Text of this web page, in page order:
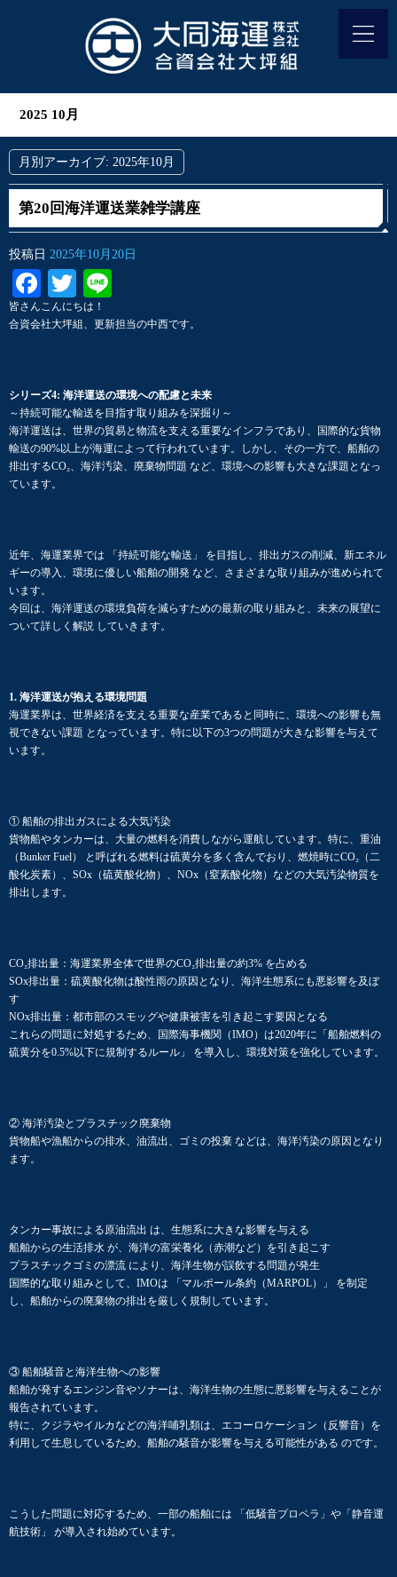
2025 10月
月別アーカイブ: 2025年10月
第20回海洋運送業雑学講座
投稿日 2025年10月20日
Facebook
Twitter
皆さんこんにちは！
合資会社大坪組、更新担当の中西です。
シリーズ4: 海洋運送の環境への配慮と未来
～持続可能な輸送を目指す取り組みを深掘り～
海洋運送は、世界の貿易と物流を支える重要なインフラであり、国際的な貨物
輸送の90%以上が海運によって行われています。しかし、その一方で、船舶の
排出するCO₂、海洋汚染、廃棄物問題 など、環境への影響も大きな課題となっ
ています。
近年、海運業界では 「持続可能な輸送」 を目指し、排出ガスの削減、新エネル
ギーの導入、環境に優しい船舶の開発 など、さまざまな取り組みが進められて
います。
今回は、海洋運送の環境負荷を減らすための最新の取り組みと、未来の展望に
ついて詳しく解説 していきます。
1. 海洋運送が抱える環境問題
海運業界は、世界経済を支える重要な産業であると同時に、環境への影響も無
視できない課題 となっています。特に以下の3つの問題が大きな影響を与えて
います。
① 船舶の排出ガスによる大気汚染
貨物船やタンカーは、大量の燃料を消費しながら運航しています。特に、重油
（Bunker Fuel） と呼ばれる燃料は硫黄分を多く含んでおり、燃焼時にCO₂（二
酸化炭素）、SOx（硫黄酸化物）、NOx（窒素酸化物）などの大気汚染物質を
排出します。
CO₂排出量：海運業界全体で世界のCO₂排出量の約3% を占める
SOx排出量：硫黄酸化物は酸性雨の原因となり、海洋生態系にも悪影響を及ぼ
す
NOx排出量：都市部のスモッグや健康被害を引き起こす要因となる
これらの問題に対処するため、国際海事機関（IMO）は2020年に「船舶燃料の
硫黄分を0.5%以下に規制するルール」 を導入し、環境対策を強化しています。
② 海洋汚染とプラスチック廃棄物
貨物船や漁船からの排水、油流出、ゴミの投棄 などは、海洋汚染の原因となり
ます。
タンカー事故による原油流出 は、生態系に大きな影響を与える
船舶からの生活排水 が、海洋の富栄養化（赤潮など）を引き起こす
プラスチックゴミの漂流 により、海洋生物が誤飲する問題が発生
国際的な取り組みとして、IMOは 「マルポール条約（MARPOL）」 を制定
し、船舶からの廃棄物の排出を厳しく規制しています。
③ 船舶騒音と海洋生物への影響
船舶が発するエンジン音やソナーは、海洋生物の生態に悪影響を与えることが
報告されています。
特に、クジラやイルカなどの海洋哺乳類は、エコーロケーション（反響音）を
利用して生息しているため、船舶の騒音が影響を与える可能性がある のです。
こうした問題に対応するため、一部の船舶には 「低騒音プロペラ」や「静音運
航技術」 が導入され始めています。